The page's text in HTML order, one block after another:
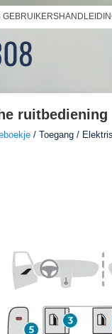
ruitbediening
/ Toegang /